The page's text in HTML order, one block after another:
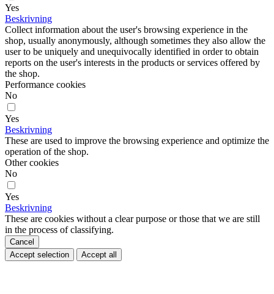
Yes
Beskrivning
Collect information about the user's browsing experience in the
shop, usually anonymously, although sometimes they also allow the
user to be uniquely and unequivocally identified in order to obtain
reports on the user's interests in the products or services offered by
the shop.
Performance cookies
No
Yes
Beskrivning
These are used to improve the browsing experience and optimize the
operation of the shop.
Other cookies
No
Yes
Beskrivning
These are cookies without a clear purpose or those that we are still
in the process of classifying.
Cancel
Accept selection
Accept all